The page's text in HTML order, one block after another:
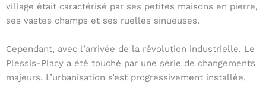
village était caractérisé par ses petites maisons en pierre,
ses vastes champs et ses ruelles sinueuses.
Cependant, avec l’arrivée de la révolution industrielle, Le
Plessis-Placy a été touché par une série de changements
majeurs. L’urbanisation s’est progressivement installée,